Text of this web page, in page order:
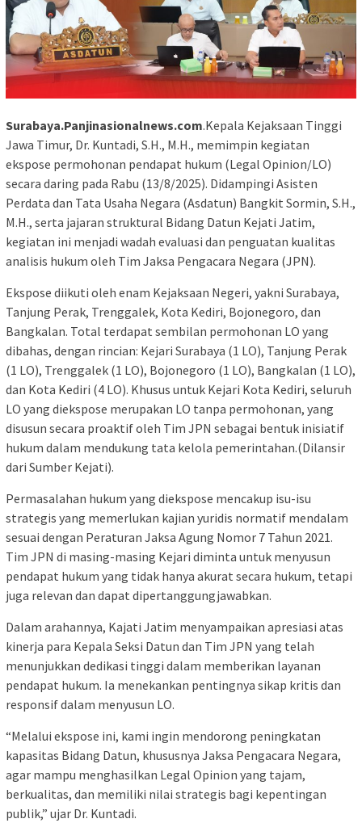
Surabaya.Panjinasionalnews.com.Kepala Kejaksaan Tinggi
Jawa Timur, Dr. Kuntadi, S.H., M.H., memimpin kegiatan
ekspose permohonan pendapat hukum (Legal Opinion/LO)
secara daring pada Rabu (13/8/2025). Didampingi Asisten
Perdata dan Tata Usaha Negara (Asdatun) Bangkit Sormin, S.H.,
M.H., serta jajaran struktural Bidang Datun Kejati Jatim,
kegiatan ini menjadi wadah evaluasi dan penguatan kualitas
analisis hukum oleh Tim Jaksa Pengacara Negara (JPN).
Ekspose diikuti oleh enam Kejaksaan Negeri, yakni Surabaya,
Tanjung Perak, Trenggalek, Kota Kediri, Bojonegoro, dan
Bangkalan. Total terdapat sembilan permohonan LO yang
dibahas, dengan rincian: Kejari Surabaya (1 LO), Tanjung Perak
(1 LO), Trenggalek (1 LO), Bojonegoro (1 LO), Bangkalan (1 LO),
dan Kota Kediri (4 LO). Khusus untuk Kejari Kota Kediri, seluruh
LO yang diekspose merupakan LO tanpa permohonan, yang
disusun secara proaktif oleh Tim JPN sebagai bentuk inisiatif
hukum dalam mendukung tata kelola pemerintahan.(Dilansir
dari Sumber Kejati).
Permasalahan hukum yang diekspose mencakup isu-isu
strategis yang memerlukan kajian yuridis normatif mendalam
sesuai dengan Peraturan Jaksa Agung Nomor 7 Tahun 2021.
Tim JPN di masing-masing Kejari diminta untuk menyusun
pendapat hukum yang tidak hanya akurat secara hukum, tetapi
juga relevan dan dapat dipertanggungjawabkan.
Dalam arahannya, Kajati Jatim menyampaikan apresiasi atas
kinerja para Kepala Seksi Datun dan Tim JPN yang telah
menunjukkan dedikasi tinggi dalam memberikan layanan
pendapat hukum. Ia menekankan pentingnya sikap kritis dan
responsif dalam menyusun LO.
“Melalui ekspose ini, kami ingin mendorong peningkatan
kapasitas Bidang Datun, khususnya Jaksa Pengacara Negara,
agar mampu menghasilkan Legal Opinion yang tajam,
berkualitas, dan memiliki nilai strategis bagi kepentingan
publik,” ujar Dr. Kuntadi.